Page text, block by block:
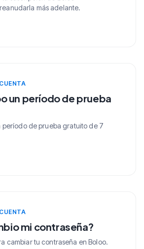
más adelante.
un período de prueba
período de prueba gratuito de 7
mi contraseña?
cambiar tu contraseña en Boloo.